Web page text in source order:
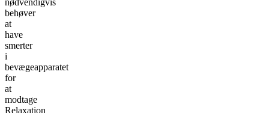
behøver
at
have
smerter
i
bevægeapparatet
for
at
modtage
Relaxation